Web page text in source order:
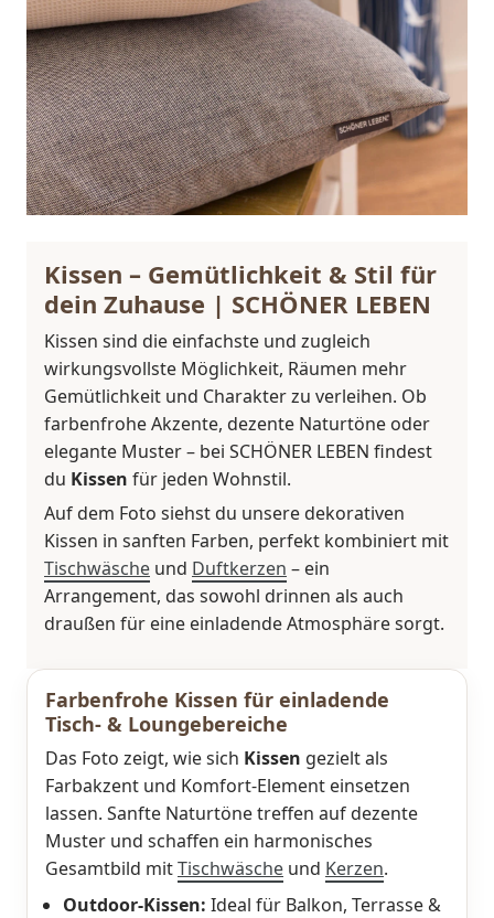
Kissen – Gemütlichkeit & Stil für
dein Zuhause | SCHÖNER LEBEN
Kissen sind die einfachste und zugleich
wirkungsvollste Möglichkeit, Räumen mehr
Gemütlichkeit und Charakter zu verleihen. Ob
farbenfrohe Akzente, dezente Naturtöne oder
elegante Muster – bei SCHÖNER LEBEN findest
du Kissen für jeden Wohnstil.
Auf dem Foto siehst du unsere dekorativen
Kissen in sanften Farben, perfekt kombiniert mit
Tischwäsche und Duftkerzen – ein
Arrangement, das sowohl drinnen als auch
draußen für eine einladende Atmosphäre sorgt.
Farbenfrohe Kissen für einladende
Tisch- & Loungebereiche
Das Foto zeigt, wie sich Kissen gezielt als
Farbakzent und Komfort-Element einsetzen
lassen. Sanfte Naturtöne treffen auf dezente
Muster und schaffen ein harmonisches
Gesamtbild mitTischwäsche und Kerzen.
Outdoor-Kissen: Ideal für Balkon, Terrasse &